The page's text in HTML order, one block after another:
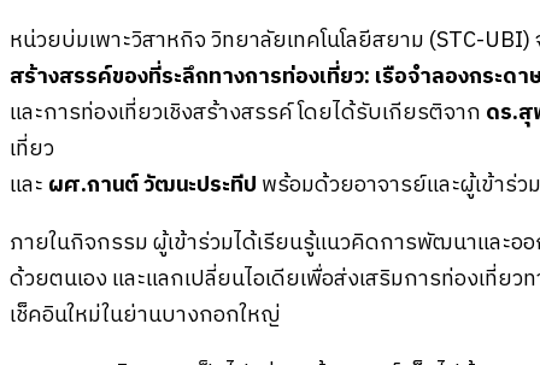
หน่วยบ่มเพาะวิสาหกิจ วิทยาลัยเทคโนโลยีสยาม (STC-
สร้างสรรค์ของที่ระลึกทางการท่องเที่ยว: เรือจำลองกระดา
และการท่องเที่ยวเชิงสร้างสรรค์ โดยได้รับเกียรติจาก ดร.สุ
เที่ยว
และ ผศ.กานต์ วัฒนะประทีป พร้อมด้วยอาจารย์และผู้เข้าร่
ภายในกิจกรรม ผู้เข้าร่วมได้เรียนรู้แนวคิดการพัฒนาและอ
ด้วยตนเอง และแลกเปลี่ยนไอเดียเพื่อส่งเสริมการท่องเที่ย
เช็คอินใหม่ในย่านบางกอกใหญ่